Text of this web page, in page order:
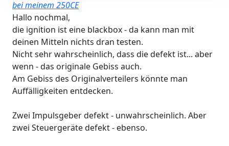
bei meinem 250CE
Hallo nochmal,
die ignition ist eine blackbox - da kann man mit
deinen Mitteln nichts dran testen.
Nicht sehr wahrscheinlich, dass die defekt ist... aber
wenn - das originale Gebiss auch.
Am Gebiss des Originalverteilers könnte man
Auffälligkeiten entdecken.
Zwei Impulsgeber defekt - unwahrscheinlich. Aber
zwei Steuergeräte defekt - ebenso.